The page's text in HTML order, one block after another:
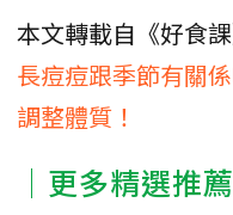
本文轉載自《好食
長痘痘跟季節有關
調整體質！
│更多精選